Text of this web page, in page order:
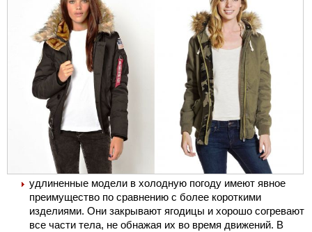
удлиненные модели в холодную погоду имеют явное
преимущество по сравнению с более короткими
изделиями. Они закрывают ягодицы и хорошо согревают
все части тела, не обнажая их во время движений. В